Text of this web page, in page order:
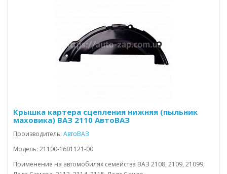
Крышка картера сцепления нижняя (пыльник
маховика) ВАЗ 2110 АвтоВАЗ
Производитель: АвтоВАЗ
Модель: 21100-1601121-00
Применение на автомобилях семейства ВАЗ 2108, 2109, 21099,